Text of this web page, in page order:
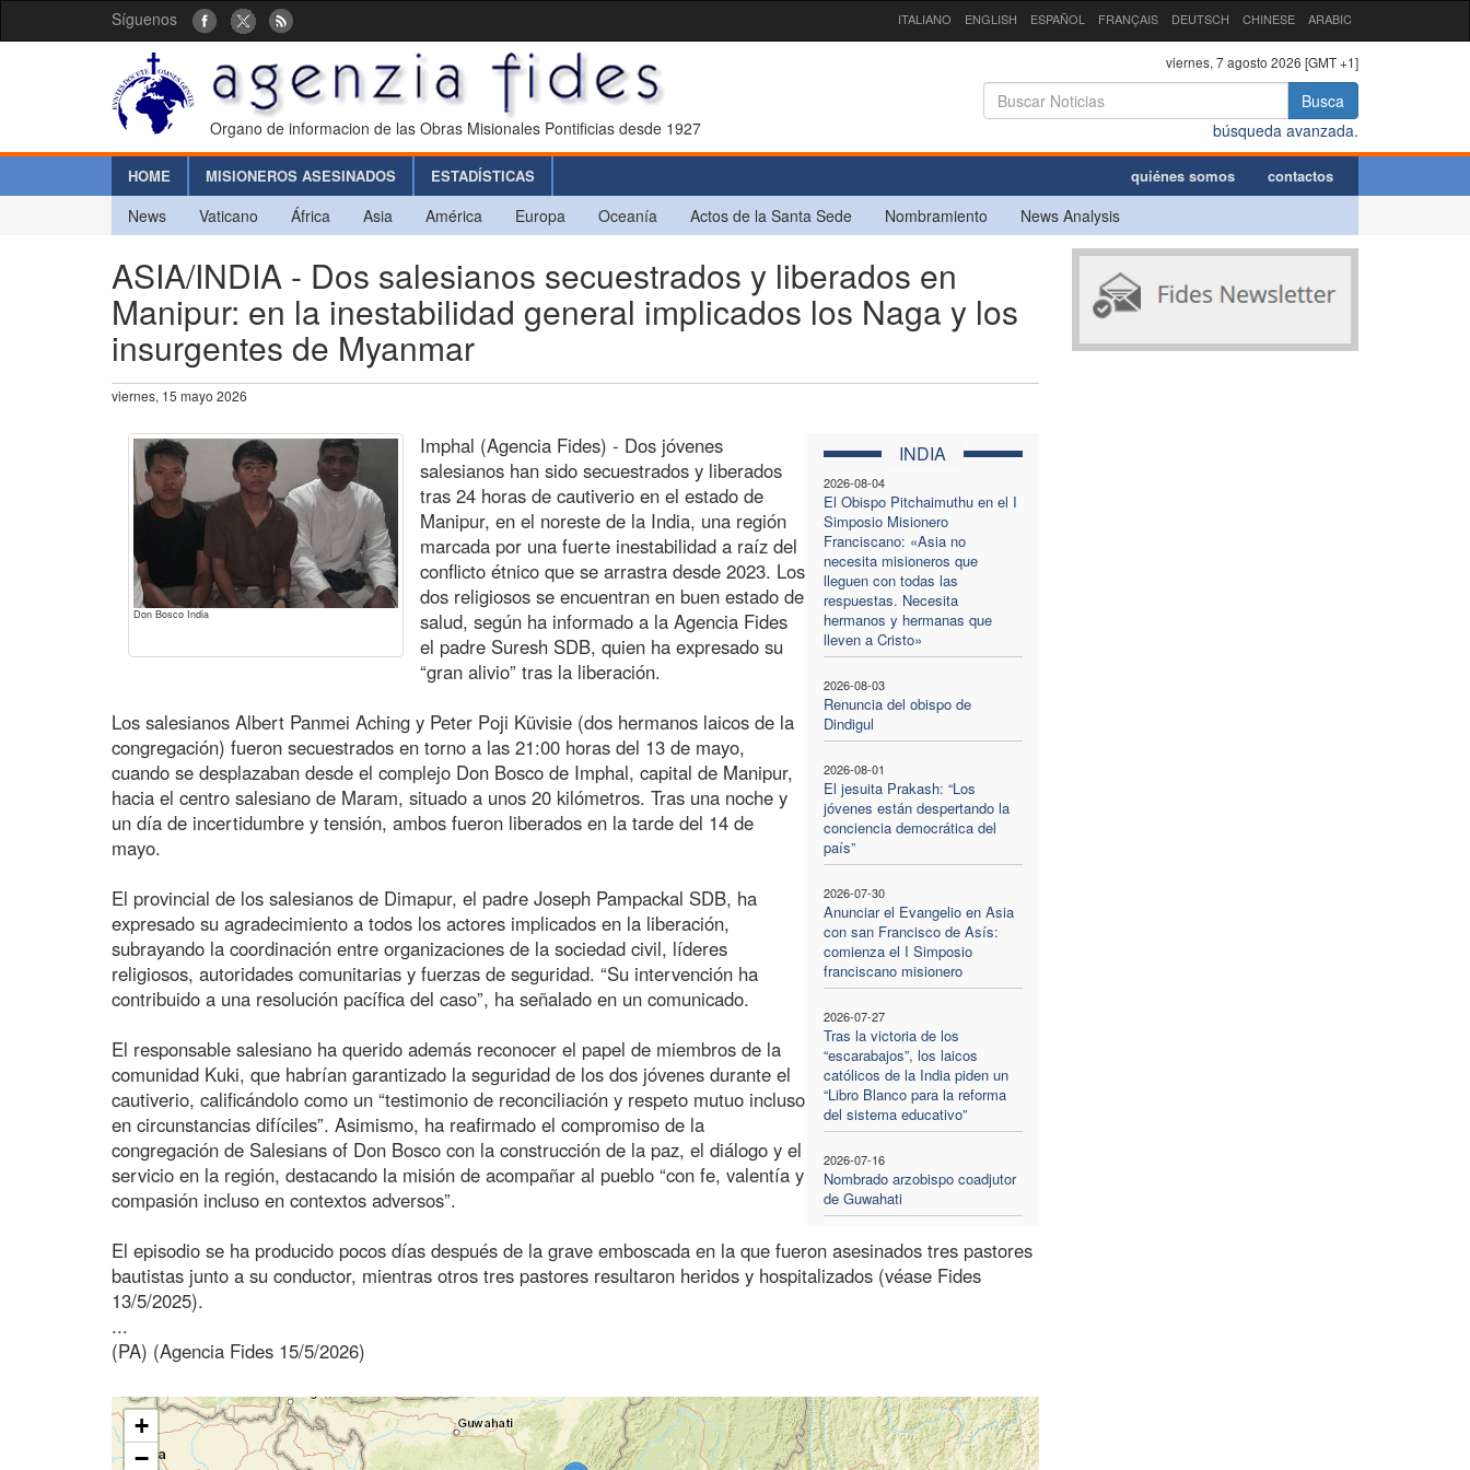
Síguenos ITALIANO ENGLISH ESPAÑOL FRANÇAIS DEUTSCH CHINESE ARABIC
Organo de informacion de las Obras Misionales Pontificias desde 1927
viernes, 7 agosto 2026 [GMT +1]
Busca
búsqueda avanzada.
HOME MISIONEROS ASESINADOS ESTADÍSTICAS quiénes somos contactos
News Vaticano África Asia América Europa Oceanía Actos de la Santa Sede Nombramiento News Analysis
ASIA/INDIA - Dos salesianos secuestrados y liberados en
Manipur: en la inestabilidad general implicados los Naga y los
insurgentes de Myanmar
viernes, 15 mayo 2026
Don Bosco India
INDIA
2026-08-04
El Obispo Pitchaimuthu en el I
Simposio Misionero
Franciscano: «Asia no
necesita misioneros que
lleguen con todas las
respuestas. Necesita
hermanos y hermanas que
lleven a Cristo»
2026-08-03
Renuncia del obispo de
Dindigul
2026-08-01
El jesuita Prakash: “Los
jóvenes están despertando la
conciencia democrática del
país”
2026-07-30
Anunciar el Evangelio en Asia
con san Francisco de Asís:
comienza el I Simposio
franciscano misionero
2026-07-27
Tras la victoria de los
“escarabajos”, los laicos
católicos de la India piden un
“Libro Blanco para la reforma
del sistema educativo”
2026-07-16
Nombrado arzobispo coadjutor
de Guwahati
Imphal (Agencia Fides) - Dos jóvenes
salesianos han sido secuestrados y liberados
tras 24 horas de cautiverio en el estado de
Manipur, en el noreste de la India, una región
marcada por una fuerte inestabilidad a raíz del
conflicto étnico que se arrastra desde 2023. Los
dos religiosos se encuentran en buen estado de
salud, según ha informado a la Agencia Fides
el padre Suresh SDB, quien ha expresado su
“gran alivio” tras la liberación.
Los salesianos Albert Panmei Aching y Peter Poji Küvisie (dos hermanos laicos de la
congregación) fueron secuestrados en torno a las 21:00 horas del 13 de mayo,
cuando se desplazaban desde el complejo Don Bosco de Imphal, capital de Manipur,
hacia el centro salesiano de Maram, situado a unos 20 kilómetros. Tras una noche y
un día de incertidumbre y tensión, ambos fueron liberados en la tarde del 14 de
mayo.
El provincial de los salesianos de Dimapur, el padre Joseph Pampackal SDB, ha
expresado su agradecimiento a todos los actores implicados en la liberación,
subrayando la coordinación entre organizaciones de la sociedad civil, líderes
religiosos, autoridades comunitarias y fuerzas de seguridad. “Su intervención ha
contribuido a una resolución pacífica del caso”, ha señalado en un comunicado.
El responsable salesiano ha querido además reconocer el papel de miembros de la
comunidad Kuki, que habrían garantizado la seguridad de los dos jóvenes durante el
cautiverio, calificándolo como un “testimonio de reconciliación y respeto mutuo incluso
en circunstancias difíciles”. Asimismo, ha reafirmado el compromiso de la
congregación de Salesians of Don Bosco con la construcción de la paz, el diálogo y el
servicio en la región, destacando la misión de acompañar al pueblo “con fe, valentía y
compasión incluso en contextos adversos”.
El episodio se ha producido pocos días después de la grave emboscada en la que fueron asesinados tres pastores
bautistas junto a su conductor, mientras otros tres pastores resultaron heridos y hospitalizados (véase Fides
13/5/2025).
...
(PA) (Agencia Fides 15/5/2026)
+
−